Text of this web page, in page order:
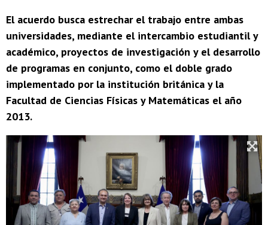
El acuerdo busca estrechar el trabajo entre ambas
universidades, mediante el intercambio estudiantil y
académico, proyectos de investigación y el desarrollo
de programas en conjunto, como el doble grado
implementado por la institución británica y la
Facultad de Ciencias Físicas y Matemáticas el año
2013.